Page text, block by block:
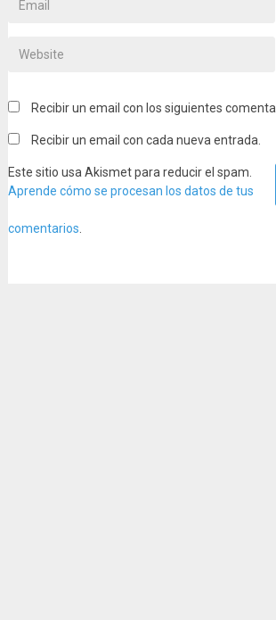
Recibir un email con los siguientes
Recibir un email con cada nueva entrada.
Este sitio usa Akismet para reducir el spam.
Aprende cómo se procesan los datos de tus
comentarios